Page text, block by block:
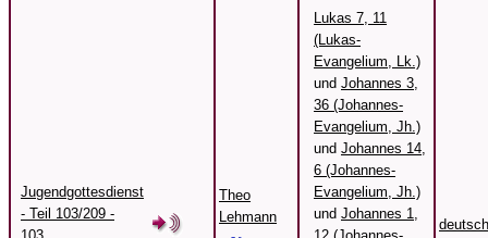
Jugendgottesdienst
- Teil 103/209 -
Theo
Lehmann
Lukas 7, 11
(Lukas-
Evangelium, Lk.)
und Johannes 3,
36 (Johannes-
Evangelium, Jh.)
und Johannes 14,
6 (Johannes-
Evangelium, Jh.)
und Johannes 1,
deutsch